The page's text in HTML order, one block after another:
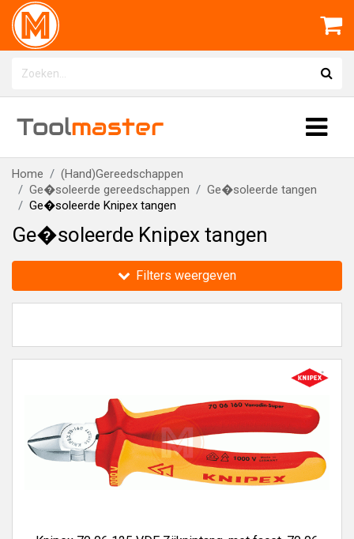
Toolmaster
Home
(Hand)Gereedschappen
Ge�soleerde gereedschappen
Ge�soleerde tangen
Ge�soleerde Knipex tangen
Ge�soleerde Knipex tangen
Filters weergeven